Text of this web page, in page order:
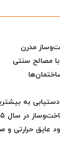
مدرن
مصالح سنتی
به
در سال ۲۰۲۵
عایق حرارتی و